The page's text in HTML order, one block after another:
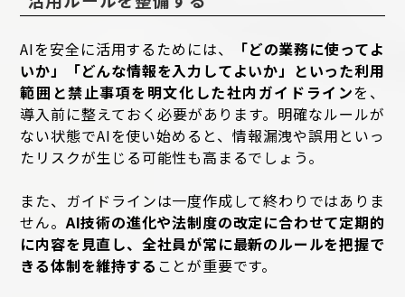
AIを安全に活用するためには、
「どの業務に使ってよ
いか」「どんな情報を入力してよいか」といった利用
範囲と禁止事項を明文化した社内ガイドラインを、
導入前に整えておく必要があります。明確なルールが
ない状態でAIを使い始めると、情報漏洩や誤用といっ
たリスクが生じる可能性も高まるでしょう。
また、ガイドラインは一度作成して終わりではありま
せん。AI技術の進化や法制度の改定に合わせて定期的
に内容を見直し、全社員が常に最新のルールを把握で
きる体制を維持する ことが重要です。